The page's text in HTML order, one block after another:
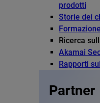
prodotti
Storie dei
Ricerca
Akamai
Rapporti
Partner